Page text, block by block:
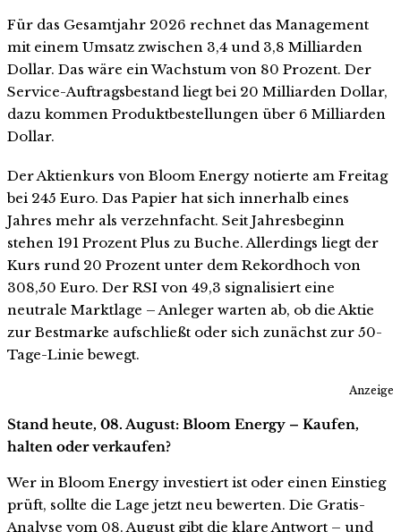
Für das Gesamtjahr 2026 rechnet das Management
mit einem Umsatz zwischen 3,4 und 3,8 Milliarden
Dollar. Das wäre ein Wachstum von 80 Prozent. Der
Service-Auftragsbestand liegt bei 20 Milliarden Dollar,
dazu kommen Produktbestellungen über 6 Milliarden
Dollar.
Der Aktienkurs von Bloom Energy notierte am Freitag
bei 245 Euro. Das Papier hat sich innerhalb eines
Jahres mehr als verzehnfacht. Seit Jahresbeginn
stehen 191 Prozent Plus zu Buche. Allerdings liegt der
Kurs rund 20 Prozent unter dem Rekordhoch von
308,50 Euro. Der RSI von 49,3 signalisiert eine
neutrale Marktlage – Anleger warten ab, ob die Aktie
zur Bestmarke aufschließt oder sich zunächst zur 50-
Tage-Linie bewegt.
Anzeige
Stand heute, 08. August: Bloom Energy – Kaufen,
halten oder verkaufen?
Wer in Bloom Energy investiert ist oder einen Einstieg
prüft, sollte die Lage jetzt neu bewerten. Die Gratis-
Analyse vom 08. August gibt die klare Antwort – und